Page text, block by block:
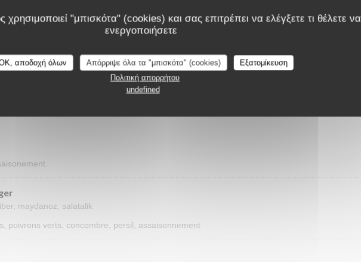
χρησιμοποιεί "μπισκότα" (cookies) και σας επιτρέπει να ελέγξετε τι θέλετε να
ενεργοποιήσετε
αποδοχή όλων Απόρριψε όλα τα "μπισκότα" (cookies)
Εξατομίκευση
Πολιτική απορρήτου
undefined
(Veau)
relevé (épices douces)
maydanoz, salatalik
poivrons verts, concombre, persil, assaisonnement